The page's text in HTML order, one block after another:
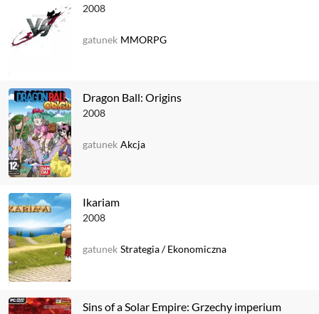
2008
gatunek MMORPG
Dragon Ball: Origins
2008
gatunek Akcja
Ikariam
2008
gatunek Strategia/Ekonomiczna
Sins of a Solar Empire: Grzechy imperium